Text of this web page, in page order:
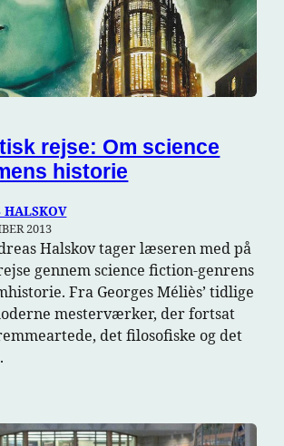
rejse: Om science
historie
HALSKOV
2013
Halskov tager læseren med på
gennem science fiction-genrens
Fra Georges Méliès’ tidlige
mesterværker, der fortsat
det filosofiske og det